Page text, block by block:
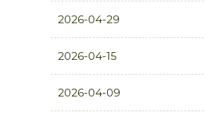
2026-04-29
2026-04-15
2026-04-09